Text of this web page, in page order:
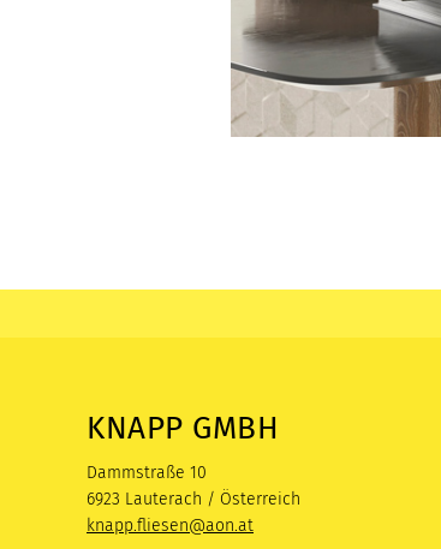
KNAPP GMBH
Dammstraße 10
6923 Lauterach / Österreich
knapp.fliesen@aon.at